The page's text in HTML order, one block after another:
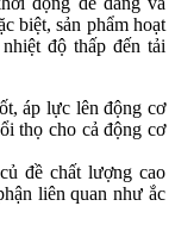
biệt, sản phẩm hoạt
độ thấp đến tải
áp lực lên động cơ
thọ cho cả động cơ
đề chất lượng cao
liên quan như ắc